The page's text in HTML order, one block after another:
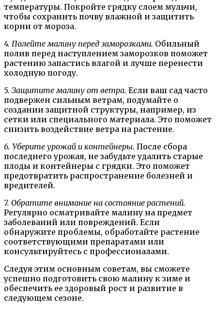
температуры. Покройте грядку слоем мульчи,
чтобы сохранить почву влажной и защитить
корни от мороза.
4. Полейте малину перед заморозками. Обильный
полив перед наступлением заморозков поможет
растению запастись влагой и лучше перенести
холодную погоду.
5. Защитите малину от ветра. Если ваш сад часто
подвержен сильным ветрам, подумайте о
создании защитной структуры, например, из
сетки или специального материала. Это поможет
снизить воздействие ветра на растение.
6. Уберите урожай и контейнеры. После сбора
последнего урожая, не забудьте удалить старые
плоды и контейнеры с грядки. Это поможет
предотвратить распространение болезней и
вредителей.
7. Обратите внимание на состояние растений.
Регулярно осматривайте малину на предмет
заболеваний или повреждений. Если
обнаружите проблемы, обработайте растение
соответствующими препаратами или
консультируйтесь с профессионалами.
Следуя этим основным советам, вы сможете
успешно подготовить свою малину к зиме и
обеспечить ее здоровый рост и развитие в
следующем сезоне.